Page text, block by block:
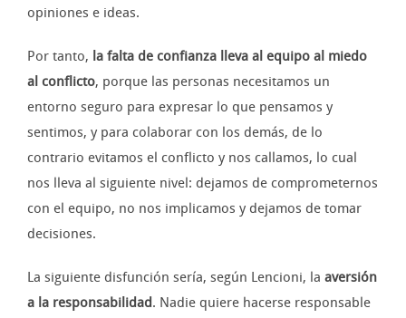
opiniones e ideas.
Por tanto, a falta de confianza lleva al equipo al miedo
al conflicto, porque las personas necesitamos un
entorno seguro para expresar lo que pensamos y
sentimos, y para colaborar con los demás, de lo
contrario evitamos el conflicto y nos callamos, lo cual
nos lleva al siguiente nivel: dejamos de comprometernos
con el equipo, no nos implicamos y dejamos de tomar
decisiones.
La siguiente disfunción sería, según Lencioni, la aversión
a la responsabilidad. Nadie quiere hacerse responsable